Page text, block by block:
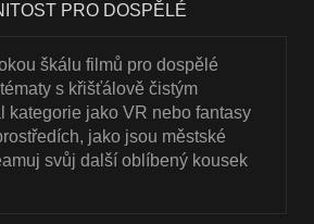
PRO DOSPĚLÉ
škálu filmů pro dospělé
s křišťálově čistým
kategorie jako VR nebo fantasy
jako jsou městské
svůj další oblíbený kousek